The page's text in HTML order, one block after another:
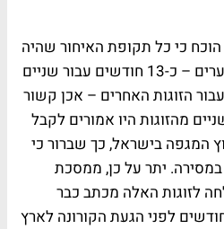
כי כל תקופת האיחור שהיה
במסירת הדירות של המערערים – כ-13 חודשים עבור שניים
הזוגות האחרים – אכן קשור
מהזוגות היו אמורים לקבל
המגפה בישראל, כך שברור כי
במסירה. יתר על כן, ממסכת
לזוגות האלה מכתב כבר
שלושה חודשים לפני הגעת הקורונה לארץ